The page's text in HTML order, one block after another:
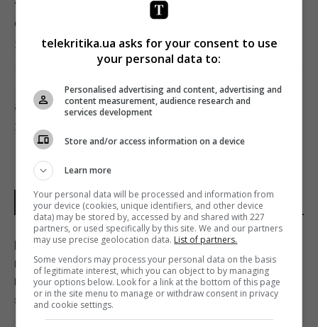
У Балтійському морі швидко поширюється
чужорідний "морський канібал"
22:25 субота, 08 серпня 2026
Як визначити бездушну людину: психологи
8 фраз, що видають соціопата
22:19 субота, 08 серпня 2026
ЗСУ знищили комплекс РЕБ, призначений
для придушення Starlink, - OSINT
22:16 субота, 08 серпня 2026
Відомий американський актор звернувся
до Путіна на тлі ударів по Україні
21:43 субота, 08 серпня 2026
ОСТАННІ НОВИНИ
Незнайомка «захопила» чужу квартиру:
власниця дізналася про це під час
відпустки
8 серпня 2026, 23:55
telekritika.ua asks for your consent to use
your personal data to:
Personalised advertising and content, advertising and
content measurement, audience research and
services development
Store and/or access information on a device
Learn more
Your personal data will be processed and information from
your device (cookies, unique identifiers, and other device
data) may be stored by, accessed by and shared with 227
partners, or used specifically by this site. We and our partners
may use precise geolocation data. List of partners.
Some vendors may process your personal data on the basis
of legitimate interest, which you can object to by managing
your options below. Look for a link at the bottom of this page
or in the site menu to manage or withdraw consent in privacy
and cookie settings.